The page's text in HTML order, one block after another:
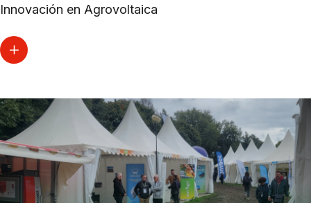
Innovación en Agrovoltaica